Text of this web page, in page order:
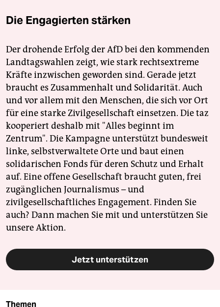
Die Engagierten stärken
Der drohende Erfolg der AfD bei den kommenden
Landtagswahlen zeigt, wie stark rechtsextreme
Kräfte inzwischen geworden sind. Gerade jetzt
braucht es Zusammenhalt und Solidarität. Auch
und vor allem mit den Menschen, die sich vor Ort
für eine starke Zivilgesellschaft einsetzen. Die taz
kooperiert deshalb mit "Alles beginnt im
Zentrum". Die Kampagne unterstützt bundesweit
linke, selbstverwaltete Orte und baut einen
solidarischen Fonds für deren Schutz und Erhalt
auf. Eine offene Gesellschaft braucht guten, frei
zugänglichen Journalismus – und
zivilgesellschaftliches Engagement. Finden Sie
auch? Dann machen Sie mit und unterstützen Sie
unsere Aktion.
Jetzt unterstützen
Themen